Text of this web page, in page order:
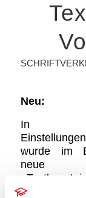
Neu:
wurde im
implementiert.